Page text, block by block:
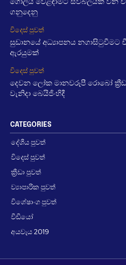
ගෝලීය වෙළඳාමට සවිබලයක් වන
ගනුදෙනු
විදෙස් පුවත්
සුඩානයේ අධ්‍යාපනය නගාසිටුවීමට
ඇරයුමක්
විදෙස් පුවත්
දෙවන ලෝක මානවරූපී රොබෝ
වැනිදා බෙයිජිංහිදී
CATEGORIES
දේශීය පුවත්
විදෙස් පුවත්
ක්‍රීඩා පුවත්
ව්‍යාපාරික පුවත්
විශේෂාංග පුවත්
වීඩීයෝ
අයවැය 2019